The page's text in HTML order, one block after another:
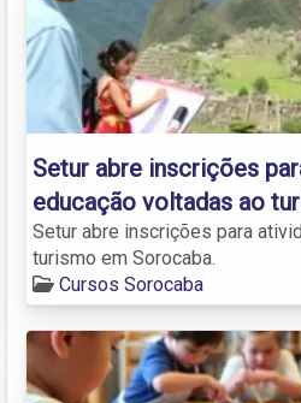
Setur abre inscrições
educação voltadas ao
Setur abre inscrições para
turismo em Sorocaba.
Cursos Sorocaba